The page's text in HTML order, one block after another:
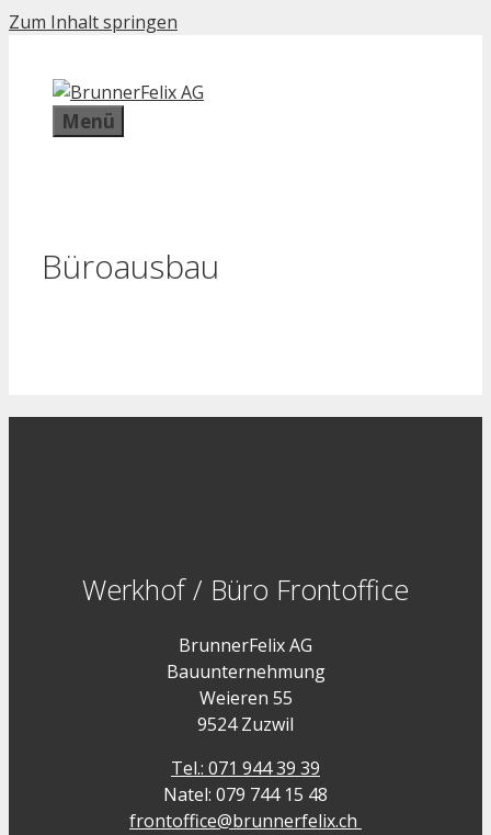
Zum Inhalt springen
Menü
Büroausbau
Werkhof / Büro Frontoffice
BrunnerFelix AG
Bauunternehmung
Weieren 55
9524 Zuzwil
Tel.: 071 944 39 39
Natel: 079 744 15 48
frontoffice@brunnerfelix.ch